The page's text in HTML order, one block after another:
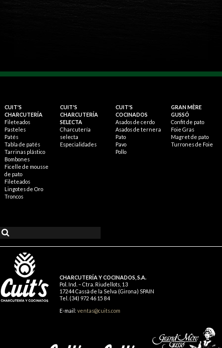
CUIT'S
CHARCUTERÍA
Fileteados
Pasteles
Patés
Tabla de patés
Tarrinas plástico
Bombones
Ficelle de mousse
de pato
Fileteados
Lingotes de Oro
Troncos
CUIT'S
CHARCUTERÍA
SELECTA
Charcutería
selecta
Especialidades
CUIT'S
COCINADOS
Asados de cerdo
Asados de ternera
Pato
Pavo
Pollo
GRAN MÈRE
GUSSÓ
Confit de pato
Foie Gras
Magret de pato
Turrones de Foie
CHARCUTERÍA Y COCINADOS, S.A.
Pol. Ind. – Ctra. Riudellots, 13
17244 Cassà de la Selva (Girona) SPAIN
Tel. (34) 972 46 15 84
E-mail: ventas@cuits.com